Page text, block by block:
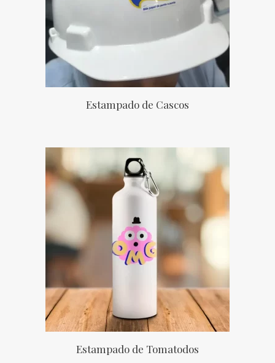
Estampado de Cascos
Estampado de Tomatodos